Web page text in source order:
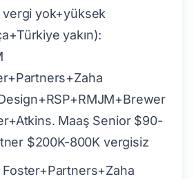
yok+yüksek
yakın):
Maaş Senior $90-
$200K-800K vergisiz
Foster+Partners+Zaha